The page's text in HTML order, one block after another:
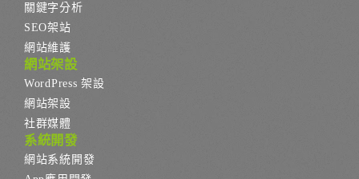
關鍵字分析
SEO架站
網站維護
網站架設
WordPress 架設
網站架設
社群媒體
系統開發
網站系統開發